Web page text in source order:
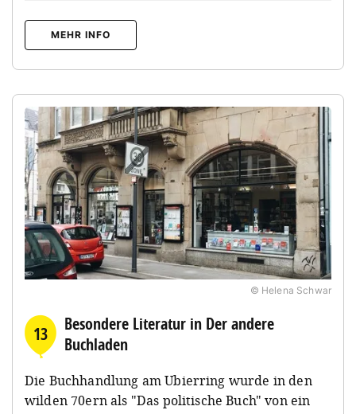
MEHR INFO
© Helena Schwar
13
Besondere Literatur in Der andere
Buchladen
Die Buchhandlung am Ubierring wurde in den
wilden 70ern als "Das politische Buch" von ein